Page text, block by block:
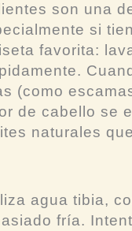
son una
si
favorita:
(como
de cabello se
naturales
agua tibia,
fría.